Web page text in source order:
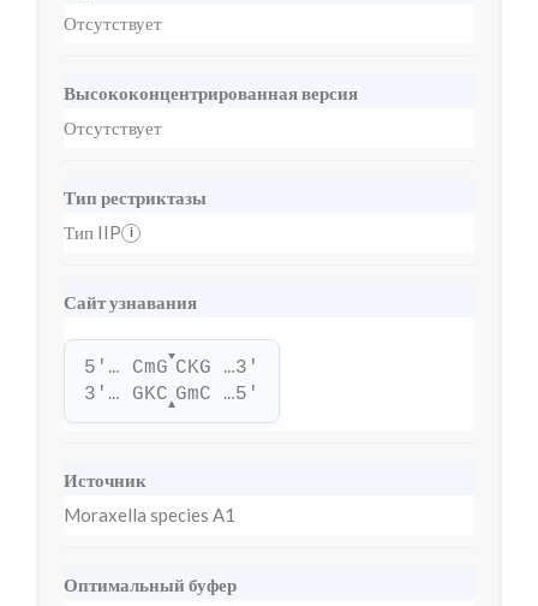
Отсутствует
Высококонцентрированная версия
Отсутствует
Тип рестриктазы
Тип IIP
i
Сайт узнавания
5'… CmG
▼
CKG …3'
3'… GKC▲GmC …5'
Источник
Moraxella species A1
Оптимальный буфер